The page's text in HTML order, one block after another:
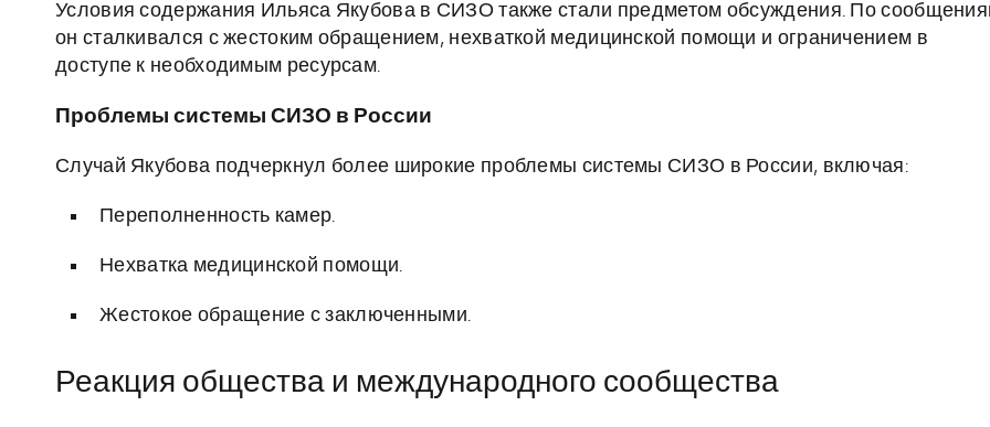
Условия содержания Ильяса Якубова в СИЗО также стали предметом обсуждения. По
он сталкивался с жестоким обращением, нехваткой медицинской помощи и ограничением в
доступе к необходимым ресурсам.
Проблемы системы СИЗО в России
Случай Якубова подчеркнул более широкие проблемы системы СИЗО в России, включая:
Переполненность камер.
Нехватка медицинской помощи.
Жестокое обращение с заключенными.
Реакция общества и международного сообщества